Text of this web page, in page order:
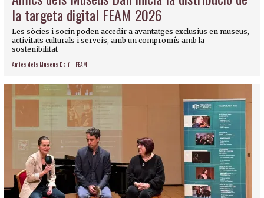
la targeta digital FEAM 2026
Les sòcies i socin poden accedir a avantatges exclusius en museus,
activitats culturals i serveis, amb un compromís amb la
sostenibilitat
Amics dels Museus Dalí FEAM